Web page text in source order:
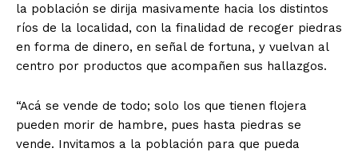
la población se dirija masivamente hacia los distintos
ríos de la localidad, con la finalidad de recoger piedras
en forma de dinero, en señal de fortuna, y vuelvan al
centro por productos que acompañen sus hallazgos.
“Acá se vende de todo; solo los que tienen flojera
pueden morir de hambre, pues hasta piedras se
vende. Invitamos a la población para que pueda